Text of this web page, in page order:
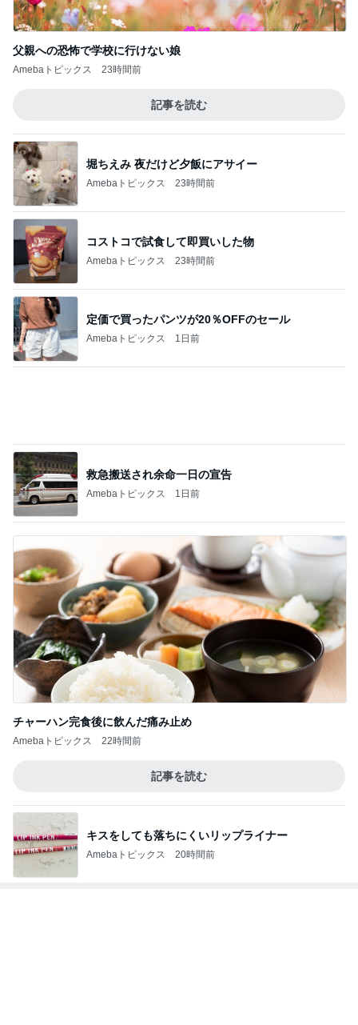
父親への恐怖で学校に行けない娘
Amebaトピックス 23時間前
記事を読む
堀ちえみ 夜だけど夕飯にアサイー
Amebaトピックス 23時間前
コストコで試食して即買いした物
Amebaトピックス 23時間前
定価で買ったパンツが20％OFFのセール
Amebaトピックス 1日前
救急搬送され余命一日の宣告
Amebaトピックス 1日前
チャーハン完食後に飲んだ痛み止め
Amebaトピックス 22時間前
記事を読む
キスをしても落ちにくいリップライナー
Amebaトピックス 20時間前